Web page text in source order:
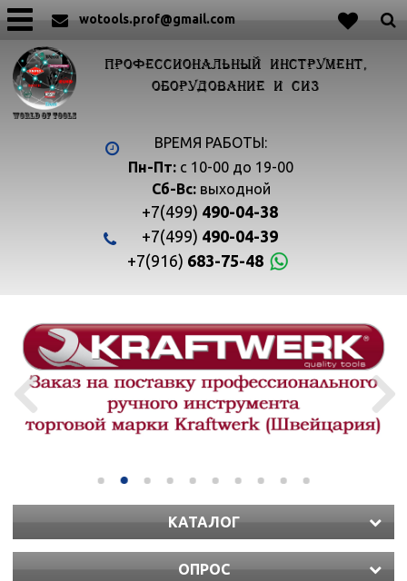
wotools.prof@gmail.com
ПРОФЕССИОНАЛЬНЫЙ ИНСТРУМЕНТ,
ОБОРУДОВАНИЕ И СИЗ
ВРЕМЯ РАБОТЫ:
Пн-Пт: с 10-00 до 19-00
Сб-Вс:выходной
+7(499) 490-04-38
+7(499) 490-04-39
+7(916) 683-75-48
 
КАТАЛОГ
ОПРОС